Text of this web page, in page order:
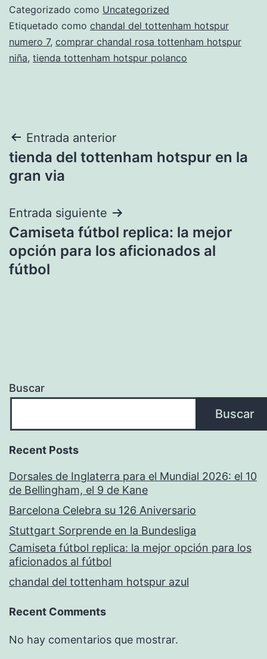
Categorizado como Uncategorized
Etiquetado como chandal del tottenham hotspur
numero 7, comprar chandal rosa tottenham hotspur
niña, tienda tottenham hotspur polanco
Navegación
de
Entrada anterior
tienda del tottenham hotspur en la
gran via
Entrada siguiente
Camiseta fútbol replica: la mejor
opción para los aficionados al
fútbol
Buscar
Buscar
Recent Posts
Dorsales de Inglaterra para el Mundial 2026: el 10
de Bellingham, el 9 de Kane
Barcelona Celebra su 126 Aniversario
Stuttgart Sorprende en la Bundesliga
Camiseta fútbol replica: la mejor opción para los
aficionados al fútbol
chandal del tottenham hotspur azul
Recent Comments
No hay comentarios que mostrar.